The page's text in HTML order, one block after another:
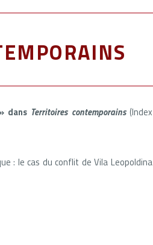
dans Territoires contemporains (Index
: le cas du conflit de Vila Leopoldina